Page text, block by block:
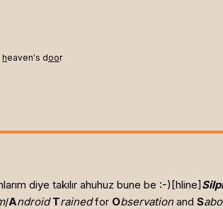
heaven's door
diye takılır ahuhuz bune be :-)[hline]
/Android Trainedfor Observationand S